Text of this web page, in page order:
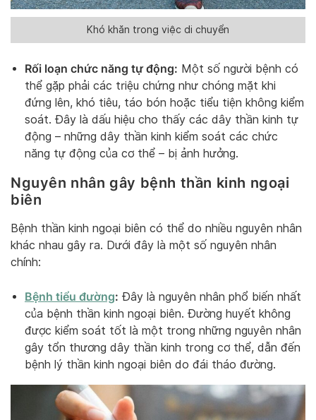
Khó khăn trong việc di chuyển
Rối loạn chức năng tự động: Một số người bệnh có
thể gặp phải các triệu chứng như chóng mặt khi
đứng lên, khó tiêu, táo bón hoặc tiểu tiện không kiểm
soát. Đây là dấu hiệu cho thấy các dây thần kinh tự
động – những dây thần kinh kiểm soát các chức
năng tự động của cơ thể – bị ảnh hưởng.
Nguyên nhân gây bệnh thần kinh ngoại
biên
Bệnh thần kinh ngoại biên có thể do nhiều nguyên nhân
khác nhau gây ra. Dưới đây là một số nguyên nhân
chính:
Bệnh tiểu đường: Đây là nguyên nhân phổ biến nhất
của bệnh thần kinh ngoại biên. Đường huyết không
được kiểm soát tốt là một trong những nguyên nhân
gây tổn thương dây thần kinh trong cơ thể, dẫn đến
bệnh lý thần kinh ngoại biên do đái tháo đường.